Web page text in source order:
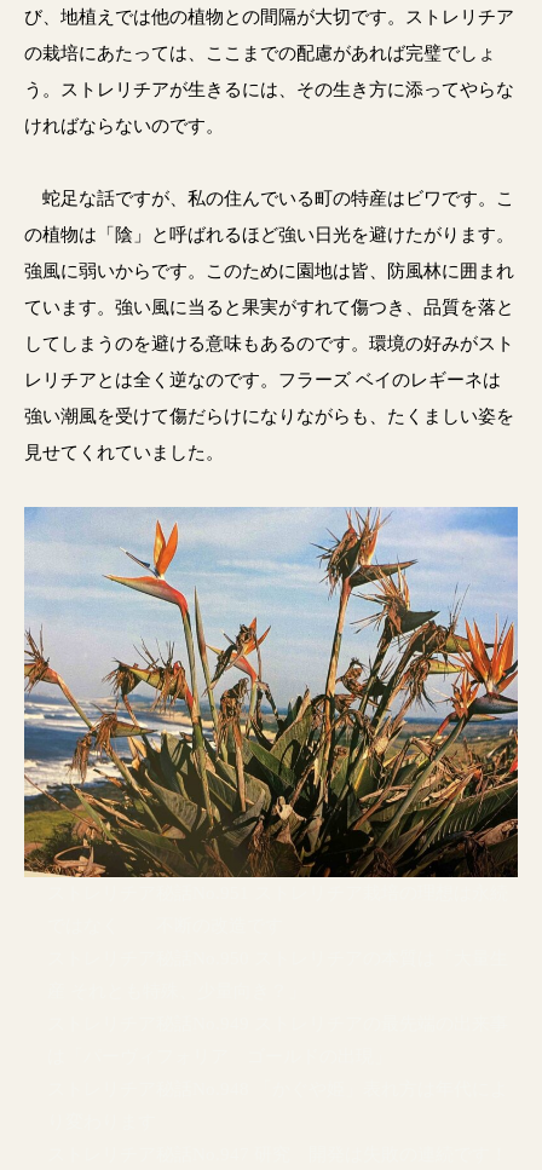
び、地植えでは他の植物との間隔が大切です。ストレリチア
の栽培にあたっては、ここまでの配慮があれば完璧でしょ
う。ストレリチアが生きるには、その生き方に添ってやらな
ければならないのです。
蛇足な話ですが、私の住んでいる町の特産はビワです。こ
の植物は「陰」と呼ばれるほど強い日光を避けたがります。
強風に弱いからです。このために園地は皆、防風林に囲まれ
ています。強い風に当ると果実がすれて傷つき、品質を落と
してしまうのを避ける意味もあるのです。環境の好みがスト
レリチアとは全く逆なのです。フラーズ ベイのレギーネは
強い潮風を受けて傷だらけになりながらも、たくましい姿を
見せてくれていました。